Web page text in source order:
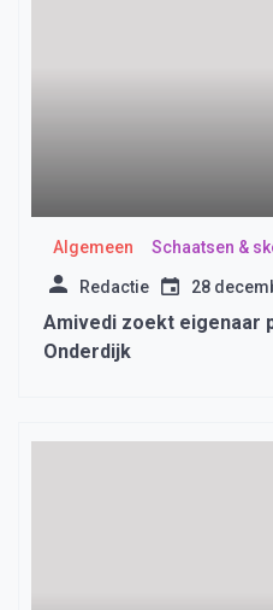
Algemeen Schaatsen &
Redactie 28
Amivedi zoekt eigenaar
Onderdijk